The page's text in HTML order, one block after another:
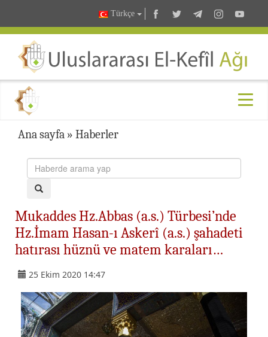
Türkçe
Ana sayfa » Haberler
Mukaddes Hz.Abbas (a.s.) Türbesi’nde
Hz.İmam Hasan-ı Askerî (a.s.) şahadeti
hatırası hüznü ve matem karaları…
25 Ekim 2020 14:47